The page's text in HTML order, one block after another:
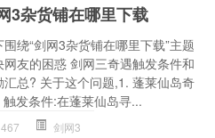
3杂货铺在哪里下载
围绕“剑网3杂货铺在哪里下载”主题
网友的困惑 剑网三奇遇触发条件和
汇总? 关于这个问题,1. 蓬莱仙岛奇
发条件:在蓬莱仙岛寻...
467 剑网3